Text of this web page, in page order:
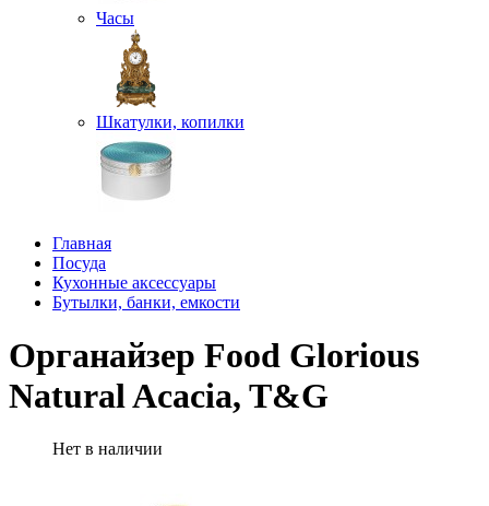
Часы
Шкатулки, копилки
Главная
Посуда
Кухонные аксессуары
Бутылки, банки, емкости
Органайзер Food Glorious
Natural Acacia, T&G
Нет в наличии